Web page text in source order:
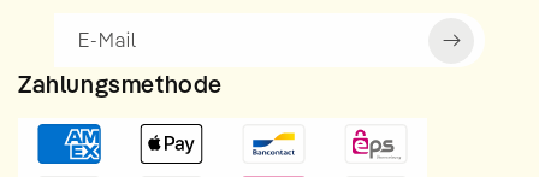
E-Mail
Zahlungsmethode